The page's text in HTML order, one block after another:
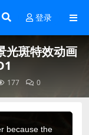
登录
光斑特效动画
177 0
because the